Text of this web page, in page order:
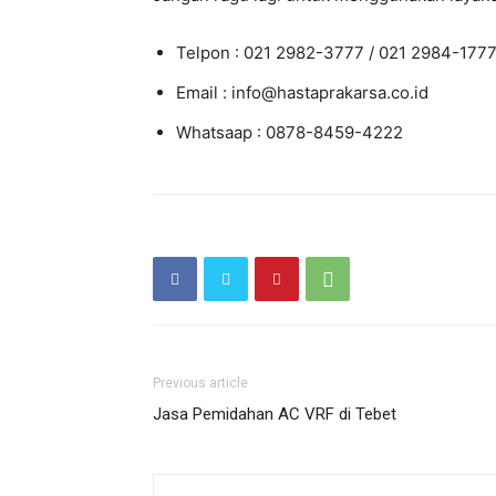
Telpon : 021 2982-3777 / 021 2984-1777
Email : info@hastaprakarsa.co.id
Whatsaap : 0878-8459-4222
Previous article
Jasa Pemidahan AC VRF di Tebet